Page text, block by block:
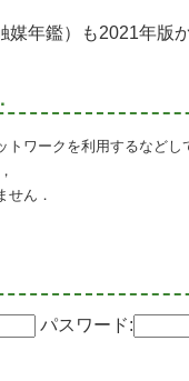
媒年鑑）も2021年
トワークを利用するなど
せん．
パスワード: